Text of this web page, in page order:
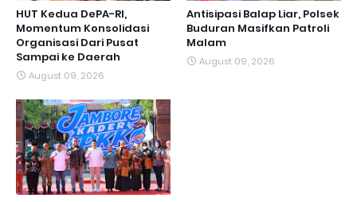
HUT Kedua DePA-RI,
Momentum Konsolidasi
Organisasi Dari Pusat
Sampai ke Daerah
August 09, 2026
Antisipasi Balap Liar, Polsek
Buduran Masifkan Patroli
Malam
August 09, 2026